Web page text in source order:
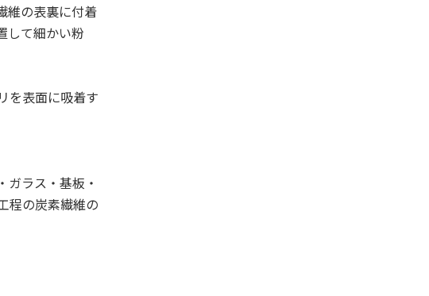
維の表裏に付着
して細かい粉
を表面に吸着す
ガラス・基板・
程の炭素繊維の